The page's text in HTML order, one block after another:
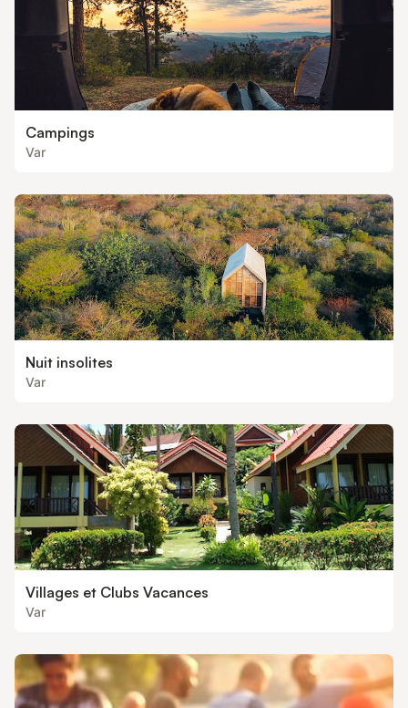
Campings
Var
Nuit insolites
Var
Villages et Clubs Vacances
Var